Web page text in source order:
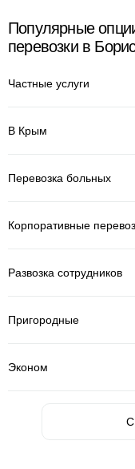
Популярные
перевозки в
Частные услуги
В Крым
Перевозка больных
Корпоративные
Развозка сотрудников
Пригородные
Эконом